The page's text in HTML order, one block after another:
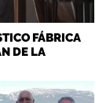
FÁBRICA
DE LA